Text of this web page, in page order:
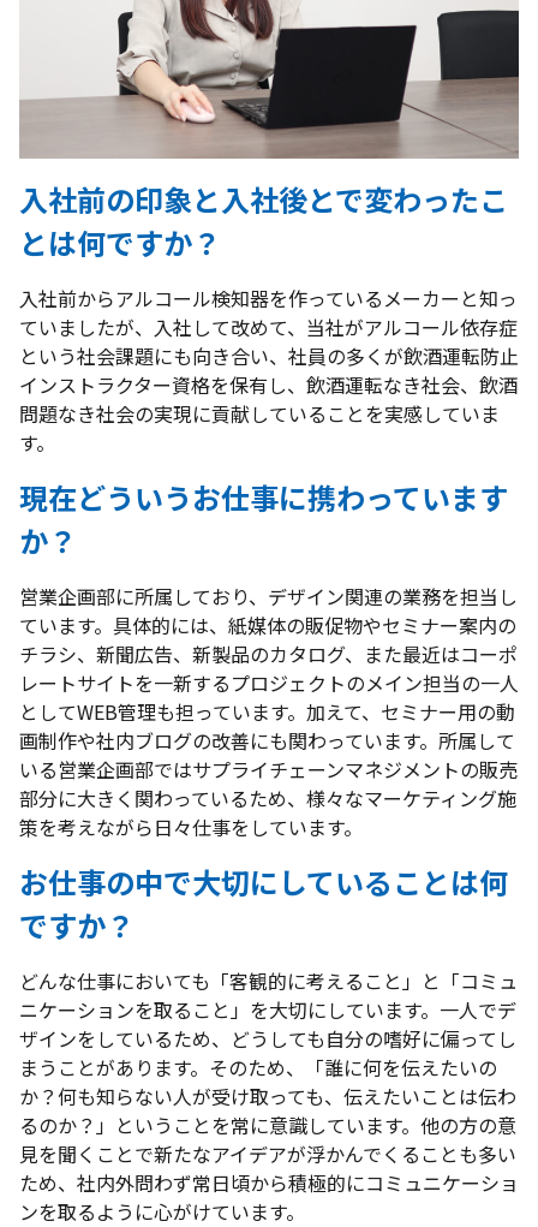
入社前の印象と入社後とで変わったこ
とは何ですか？
入社前からアルコール検知器を作っているメーカーと知っ
ていましたが、入社して改めて、当社がアルコール依存症
という社会課題にも向き合い、社員の多くが飲酒運転防止
インストラクター資格を保有し、飲酒運転なき社会、飲酒
問題なき社会の実現に貢献していることを実感していま
す。
現在どういうお仕事に携わっています
か？
営業企画部に所属しており、デザイン関連の業務を担当し
ています。具体的には、紙媒体の販促物やセミナー案内の
チラシ、新聞広告、新製品のカタログ、また最近はコーポ
レートサイトを一新するプロジェクトのメイン担当の一人
としてWEB管理も担っています。加えて、セミナー用の動
画制作や社内ブログの改善にも関わっています。所属して
いる営業企画部ではサプライチェーンマネジメントの販売
部分に大きく関わっているため、様々なマーケティング施
策を考えながら日々仕事をしています。
お仕事の中で大切にしていることは何
ですか？
どんな仕事においても「客観的に考えること」と「コミュ
ニケーションを取ること」を大切にしています。一人でデ
ザインをしているため、どうしても自分の嗜好に偏ってし
まうことがあります。そのため、「誰に何を伝えたいの
か？何も知らない人が受け取っても、伝えたいことは伝わ
るのか？」ということを常に意識しています。他の方の意
見を聞くことで新たなアイデアが浮かんでくることも多い
ため、社内外問わず常日頃から積極的にコミュニケーショ
ンを取るように心がけています。